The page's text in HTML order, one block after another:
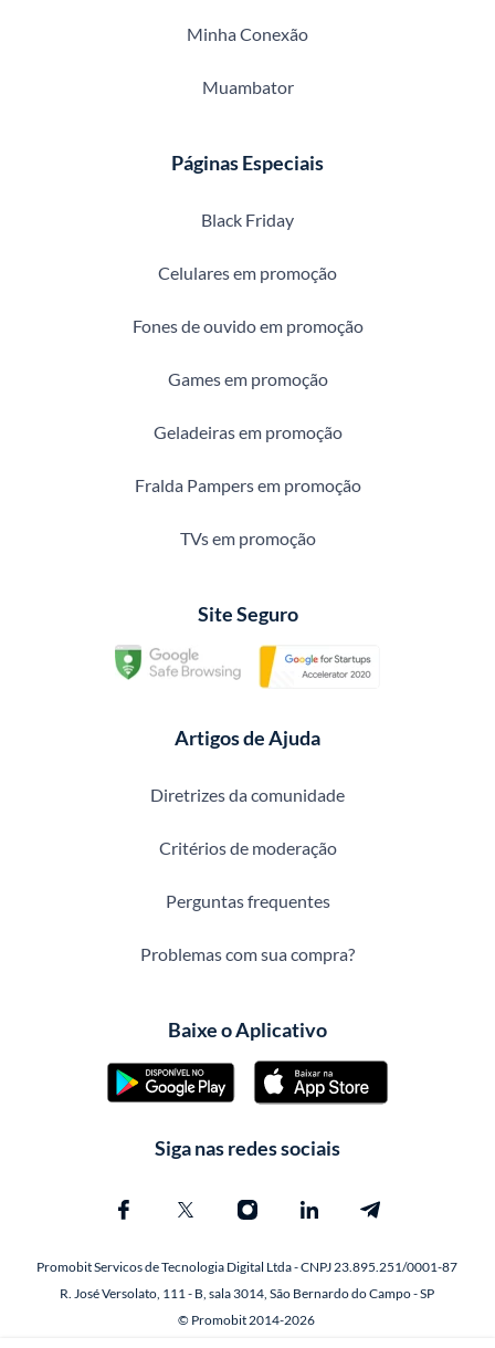
Minha Conexão
Muambator
Páginas Especiais
Black Friday
Celulares em promoção
Fones de ouvido em promoção
Games em promoção
Geladeiras em promoção
Fralda Pampers em promoção
TVs em promoção
Site Seguro
Artigos de Ajuda
Diretrizes da comunidade
Critérios de moderação
Perguntas frequentes
Problemas com sua compra?
Baixe o Aplicativo
Siga nas redes sociais
Promobit Servicos de Tecnologia Digital Ltda - CNPJ 23.895.251/0001-87
R. José Versolato, 111 - B, sala 3014, São Bernardo do Campo - SP
© Promobit 2014-2026